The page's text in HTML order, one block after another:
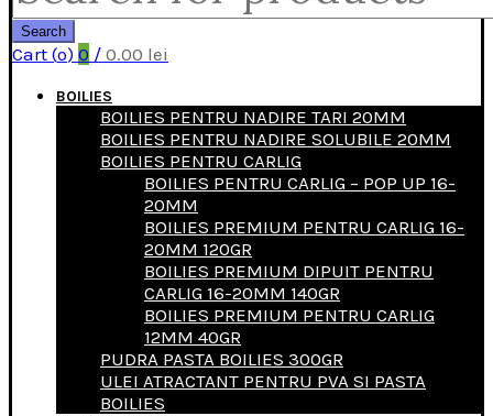
Search
Cart (o) 0 / 0.00 lei
BOILIES
BOILIES PENTRU NADIRE TARI 20MM
BOILIES PENTRU NADIRE SOLUBILE 20MM
BOILIES PENTRU CARLIG
BOILIES PENTRU CARLIG – POP UP 16-
20MM
BOILIES PREMIUM PENTRU CARLIG 16-
20MM 120GR
BOILIES PREMIUM DIPUIT PENTRU
CARLIG 16-20MM 140GR
BOILIES PREMIUM PENTRU CARLIG
12MM 40GR
PUDRA PASTA BOILIES 300GR
ULEI ATRACTANT PENTRU PVA SI PASTA
BOILIES